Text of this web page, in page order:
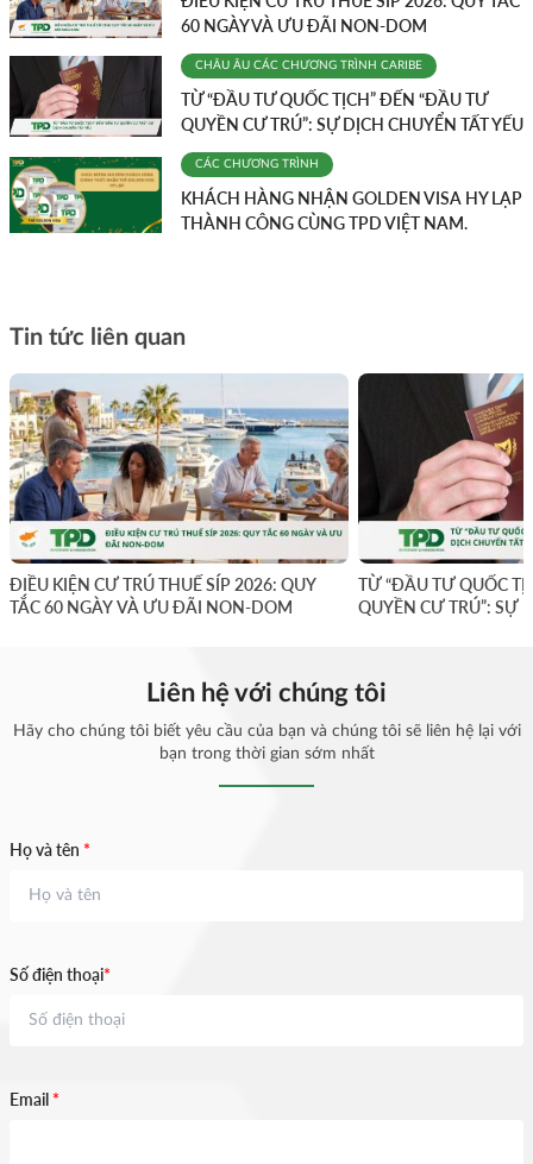
60 NGÀY VÀ ƯU ĐÃI NON-DOM
CHÂU ÂU CÁC CHƯƠNG TRÌNH CARIBE
TỪ “ĐẦU TƯ QUỐC TỊCH” ĐẾN “ĐẦU TƯ
QUYỀN CƯ TRÚ”: SỰ DỊCH CHUYỂN TẤT YẾU
CÁC CHƯƠNG TRÌNH
KHÁCH HÀNG NHẬN GOLDEN VISA HY LẠP
THÀNH CÔNG CÙNG TPD VIỆT NAM.
Tin tức liên quan
ĐIỀU KIỆN CƯ TRÚ THUẾ SÍP 2026: QUY
TẮC 60 NGÀY VÀ ƯU ĐÃI NON-DOM
TỪ “ĐẦU TƯ QUỐC
QUYỀN CƯ TRÚ”: SỰ
Liên hệ với chúng tôi
Hãy cho chúng tôi biết yêu cầu của bạn và chúng tôi sẽ liên hệ lại với
bạn trong thời gian sớm nhất
Họ và tên *
Số điện thoại*
Email *